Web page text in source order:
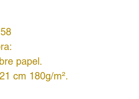
papel.
cm 180g/m².